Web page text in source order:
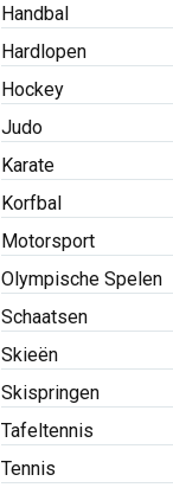
Handbal
Hardlopen
Hockey
Judo
Karate
Korfbal
Motorsport
Olympische Spelen
Schaatsen
Skieën
Skispringen
Tafeltennis
Tennis